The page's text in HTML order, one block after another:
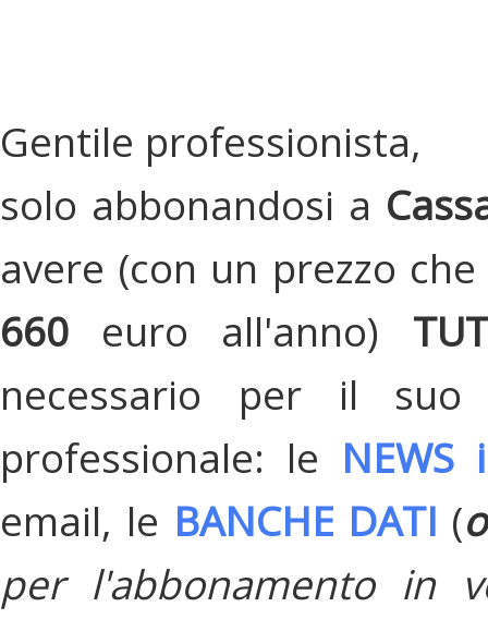
Gentile professionista,
solo abbonandosi a
avere (con un prezzo
660 euro all'anno)
necessario per il suo
professionale: le
email, le BANCHE DATI (
per l'abbonamento in